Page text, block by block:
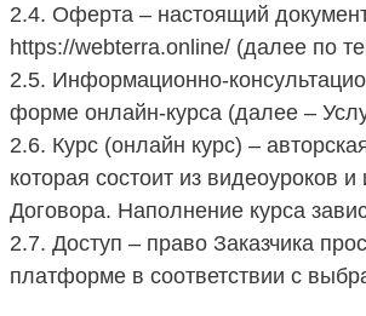
2.4. Оферта – настоящий
https://webterra.online/ (далее по
2.5. Информационно-
форме онлайн-курса (далее –
2.6. Курс (онлайн курс) –
которая состоит из
Договора. Наполнение курса
2.7. Доступ – право Заказчика
платформе в соответствии с